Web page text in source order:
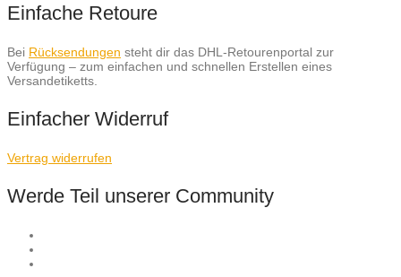
Einfache Retoure
Bei Rücksendungen steht dir das DHL-Retourenportal zur
Verfügung – zum einfachen und schnellen Erstellen eines
Versandetiketts.
Einfacher Widerruf
Vertrag widerrufen
Werde Teil unserer Community